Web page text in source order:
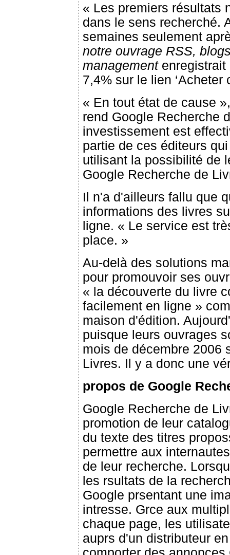
« Les premiers résultats
dans le sens recherché.
semaines seulement
notre ouvrage RSS,
management
7,4% sur le lien
« En tout état de cause
rend Google Recherche
investissement est
partie de ces éditeurs
utilisant la possibilité de
Google Recherche de
Il n'a d'ailleurs fallu que
informations des livres
ligne. « Le service est
place. »
Au-delà des solutions
pour promouvoir ses
« la découverte du livre
facilement en ligne »
maison d'édition.
puisque leurs ouvrages
mois de décembre 2006
Livres. Il y a donc une
propos de Google
Google Recherche de
promotion de leur
du texte des titres
permettre aux
de leur recherche.
les rsultats de la
Google prsentant une
intresse. Grce aux
chaque page, les
auprs d'un distributeur